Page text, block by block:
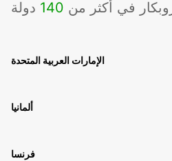
في أكثر من 140 دولة
الإمارات العربية المتحدة
ألمانيا
فرنسا